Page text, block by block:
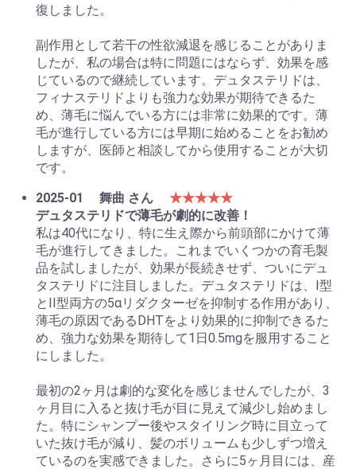
復しました。
副作用として若干の性欲減退を感じることがありま
したが、私の場合は特に問題にはならず、効果を感
じているので継続しています。デュタステリドは、
フィナステリドよりも強力な効果が期待できるた
め、薄毛に悩んでいる方には非常に効果的です。薄
毛が進行している方には早期に始めることをお勧め
しますが、医師と相談してから使用することが大切
です。
2025-01
舞曲 さん
★★★★★
デュタステリドで薄毛が劇的に改善！
私は40代になり、特に生え際から前頭部にかけて薄
毛が進行してきました。これまでいくつかの育毛製
品を試しましたが、効果が長続きせず、ついにデュ
タステリドに注目しました。デュタステリドは、I型
とII型両方の5αリダクターゼを抑制する作用があり、
薄毛の原因であるDHTをより効果的に抑制できるた
め、強力な効果を期待して1日0.5mgを服用すること
にしました。
最初の2ヶ月は劇的な変化を感じませんでしたが、3
ヶ月目に入ると抜け毛が目に見えて減少し始めまし
た。特にシャンプー後やスタイリング時に目立って
いた抜け毛が減り、髪のボリュームも少しずつ増え
ているのを実感できました。さらに5ヶ月目には、産